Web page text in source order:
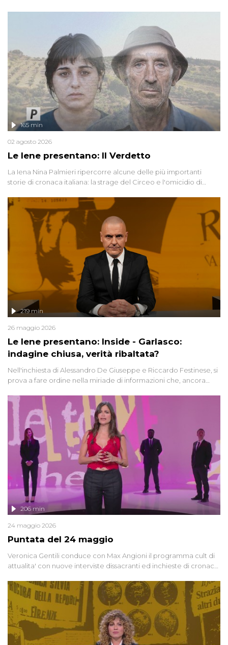
Le Iene presentano: Il Verdetto
165 min
02 agosto 2026
La Iena Nina Palmieri ripercorre alcune delle più importanti
storie di cronaca italiana: la strage del Circeo e l'omicidio di
Le Iene presentano: Inside - Garlasco:
indagine chiusa, verità ribaltata?
219 min
26 maggio 2026
Nell'inchiesta di Alessandro De Giuseppe e Riccardo Festinese, si
prova a fare ordine nella miriade di informazioni che, ancora
giudiziarie più discusse degli ultimi anni. Lo speciale ricostruisce la
vicenda mettendo in fila testimonianze, errori, dettagli
controversi e i protagonisti di un'indagine che sembra non avere
fine.
Puntata del 24 maggio
206 min
24 maggio 2026
Veronica Gentili conduce con Max Angioni il programma cult di
attualita' con nuove interviste dissacranti ed inchieste di cronaca